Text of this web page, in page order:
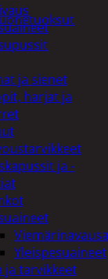
ja sienet
harjat ja
ja -
Yleispesuaineet
ja tarvikkeet